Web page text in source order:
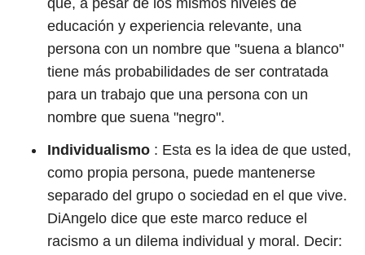
que, a pesar de los mismos niveles de
educación y experiencia relevante, una
persona con un nombre que "suena a blanco"
tiene más probabilidades de ser contratada
para un trabajo que una persona con un
nombre que suena "negro".
Individualismo : Esta es la idea de que usted,
como propia persona, puede mantenerse
separado del grupo o sociedad en el que vive.
DiAngelo dice que este marco reduce el
racismo a un dilema individual y moral. Decir: